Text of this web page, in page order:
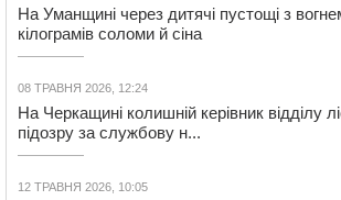
На Уманщині через дитячі пустощі з
кілограмів соломи й сіна
08 ТРАВНЯ 2026, 12:24
На Черкащині колишній керівник відділу
підозру за службову н...
12 ТРАВНЯ 2026, 10:05